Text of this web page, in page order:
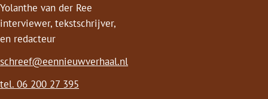
Yolanthe van der Ree
interviewer, tekstschrijver,
en redacteur
schreef@eennieuwverhaal.nl
tel.06 200 27 395